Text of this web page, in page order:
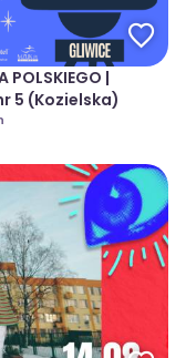
POLSKIEGO |
5 (Kozielska)